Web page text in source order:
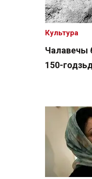
Чалавечы
150-
Культура